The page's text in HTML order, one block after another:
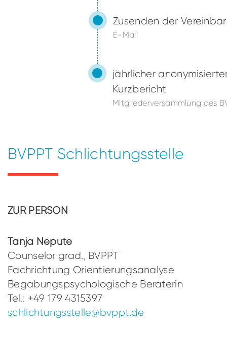
Zusenden der
E-Mail
jährlicher
Kurzbericht
Mitgliederversammlung des
BVPPT Schlichtungsstelle
ZUR PERSON
Tanja Nepute
Counselor grad., BVPPT
Fachrichtung Orientierungsanalyse
Begabungspsychologische Beraterin
Tel.: +49 179 4315397
schlichtungsstelle@bvppt.de